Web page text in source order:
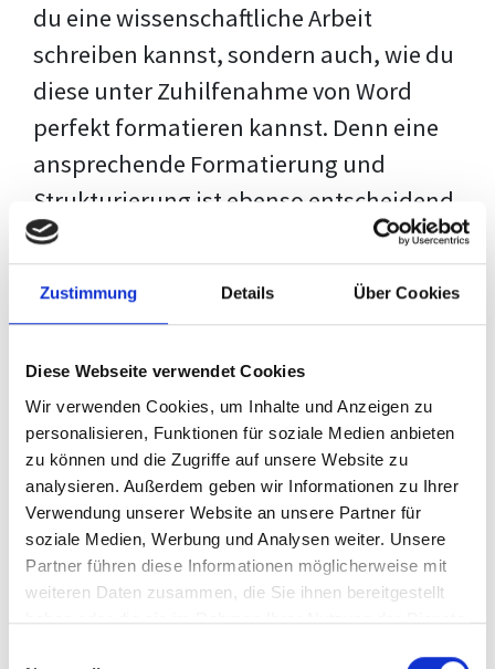
Zustimmung Details Über Cookies
Diese Webseite verwendet Cookies
Wir verwenden Cookies, um Inhalte und Anzeigen zu
personalisieren, Funktionen für soziale Medien anbieten
zu können und die Zugriffe auf unsere Website zu
analysieren. Außerdem geben wir Informationen zu Ihrer
Verwendung unserer Website an unsere Partner für
soziale Medien, Werbung und Analysen weiter. Unsere
Partner führen diese Informationen möglicherweise mit
weiteren Daten zusammen, die Sie ihnen bereitgestellt
haben oder die sie im Rahmen Ihrer Nutzung der Dienste
du eine wissenschaftliche Arbeit
schreiben kannst, sondern auch, wie du
diese unter Zuhilfenahme von Word
perfekt formatieren kannst. Denn eine
ansprechende Formatierung und
Strukturierung ist ebenso entscheidend
wie der Inhalt selbst. Jeder Prüfer hat
eigene Erwartungen, und unsere
Schulung ist so konzipiert, dass sie dir
deiner individuellen Vorlage zeigt,
anstatt eine Einheitslösung zu bieten.
Der Prozess des wissenschaftlichen
Schreibens kann ohne das richtige
Wissen eine große Herausforderung
darstellen. Jedoch, ausgestattet mit
denTechniken und Strategiendieses
Kurses, wird die Formatierung deiner